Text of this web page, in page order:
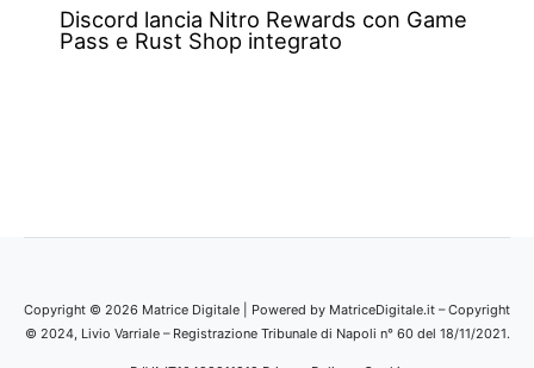
Discord lancia Nitro Rewards con Game
Pass e Rust Shop integrato
Copyright © 2026 Matrice Digitale | Powered by MatriceDigitale.it – Copyright
© 2024, Livio Varriale – Registrazione Tribunale di Napoli n° 60 del 18/11/2021.